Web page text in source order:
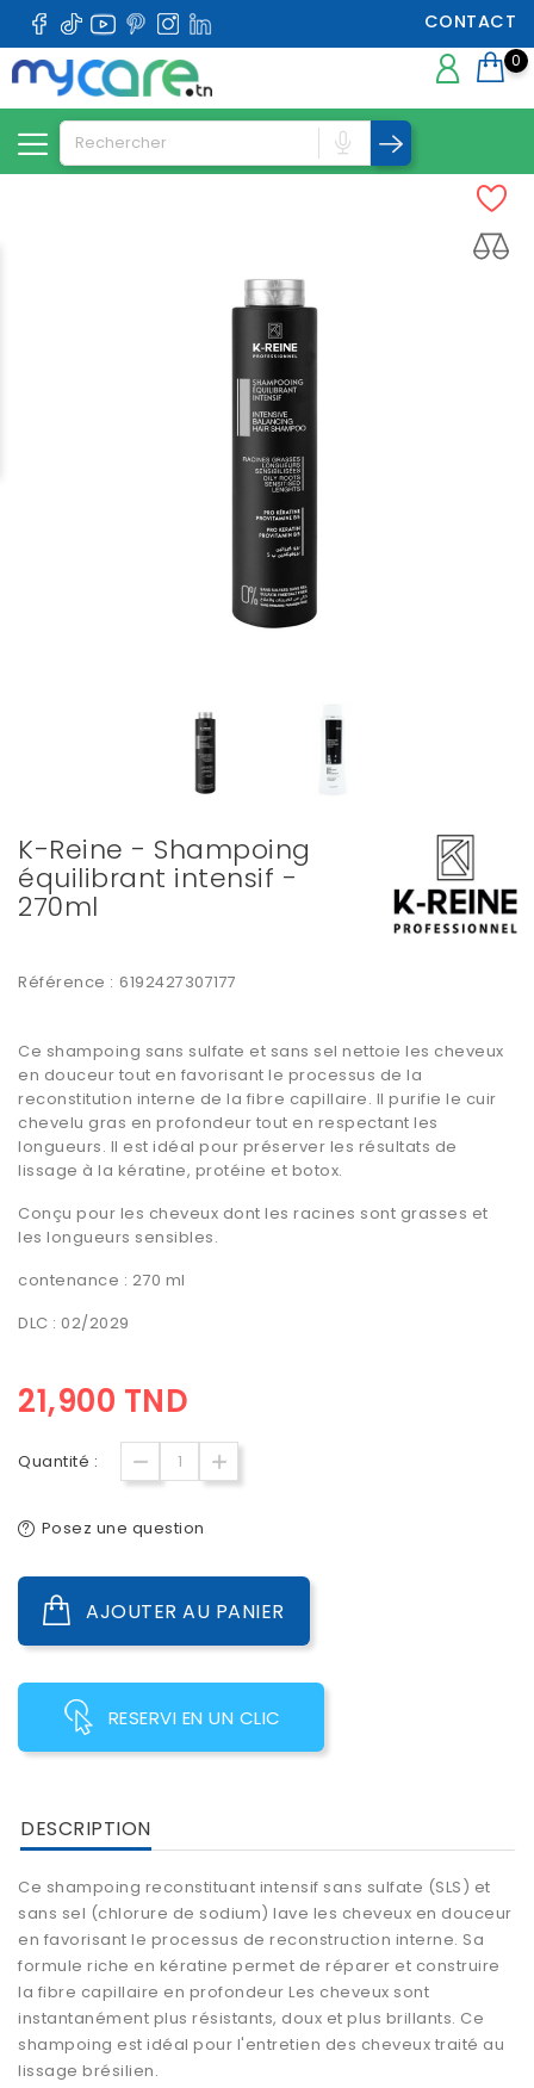
CONTACT
0
K-Reine - Shampoing
équilibrant intensif -
270ml
Référence : 6192427307177
Ce shampoing sans sulfate et sans sel nettoie les cheveux
en douceur tout en favorisant le processus de la
reconstitution interne de la fibre capillaire. Il purifie le cuir
chevelu gras en profondeur tout en respectant les
longueurs. Il est idéal pour préserver les résultats de
lissage à la kératine, protéine et botox.
Conçu pour les cheveux dont les racines sont grasses et
les longueurs sensibles.
contenance : 270 ml
DLC : 02/2029
21,900 TND
Quantité :
Posez une question
AJOUTER AU PANIER
RESERVI EN UN CLIC
DESCRIPTION
Ce shampoing reconstituant intensif sans sulfate (SLS) et
sans sel (chlorure de sodium) lave les cheveux en douceur
en favorisant le processus de reconstruction interne. Sa
formule riche en kératine permet de réparer et construire
la fibre capillaire en profondeur Les cheveux sont
instantanément plus résistants, doux et plus brillants. Ce
shampoing est idéal pour l'entretien des cheveux traité au
lissage brésilien.